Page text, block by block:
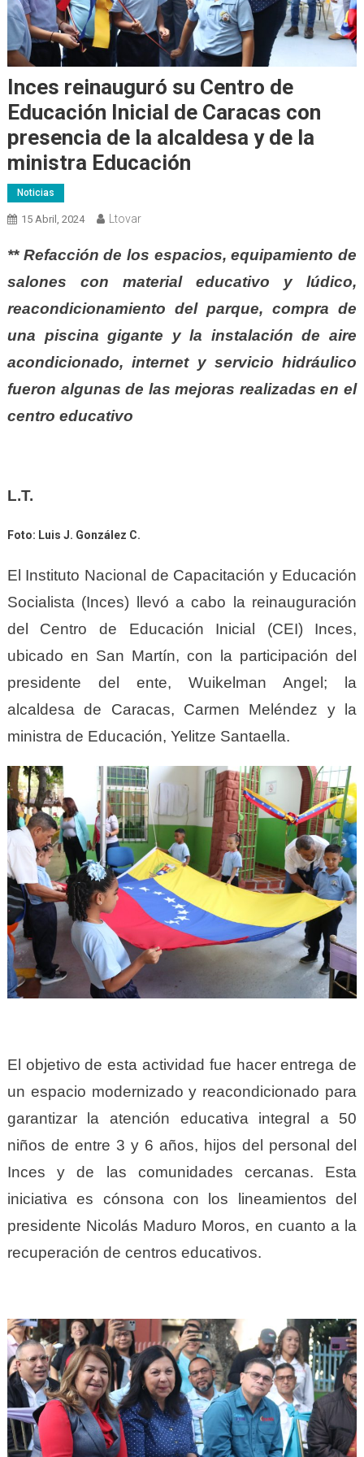
Inces reinauguró su Centro de
Educación Inicial de Caracas con
presencia de la alcaldesa y de la
ministra Educación
Noticias
15 Abril, 2024 Ltovar
** Refacción de los espacios, equipamiento de
salones con material educativo y lúdico,
reacondicionamiento del parque, compra de
una piscina gigante y la instalación de aire
acondicionado, internet y servicio hidráulico
fueron algunas de las mejoras realizadas en el
centro educativo
L.T.
Foto: Luis J. González C.
El Instituto Nacional de Capacitación y Educación
Socialista (Inces) llevó a cabo la reinauguración
del Centro de Educación Inicial (CEI) Inces,
ubicado en San Martín, con la participación del
presidente del ente, Wuikelman Angel; la
alcaldesa de Caracas, Carmen Meléndez y la
ministra de Educación, Yelitze Santaella.
El objetivo de esta actividad fue hacer entrega de
un espacio modernizado y reacondicionado para
garantizar la atención educativa integral a 50
niños de entre 3 y 6 años, hijos del personal del
Inces y de las comunidades cercanas. Esta
iniciativa es cónsona con los lineamientos del
presidente Nicolás Maduro Moros, en cuanto a la
recuperación de centros educativos.